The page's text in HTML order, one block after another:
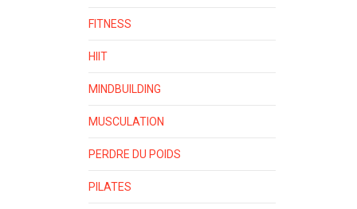
FITNESS
HIIT
MINDBUILDING
MUSCULATION
PERDRE DU POIDS
PILATES